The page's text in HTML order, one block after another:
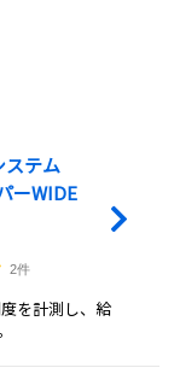
ステム
ーWIDE
2件
を計測し、給